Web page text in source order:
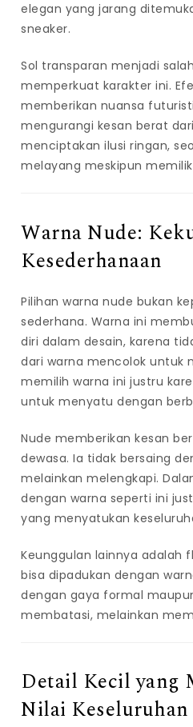
elegan yang jarang
sneaker.
Sol transparan menjadi
memperkuat karakter ini.
memberikan nuansa
mengurangi kesan berat
menciptakan ilusi ringan,
melayang meskipun
Warna Nude:
Kesederhanaan
Pilihan warna nude bukan
sederhana. Warna ini
diri dalam desain, karena
dari warna mencolok untuk
memilih warna ini justru
untuk menyatu dengan
Nude memberikan kesan
dewasa. Ia tidak bersaing
melainkan melengkapi.
dengan warna seperti ini
yang menyatukan
Keunggulan lainnya adalah
bisa dipadukan dengan
dengan gaya formal
membatasi, melainkan
Detail Kecil yang
Nilai Keseluruhan